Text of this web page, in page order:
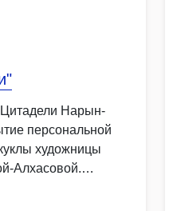
Нарын-
персональной
художницы
Алхасовой.